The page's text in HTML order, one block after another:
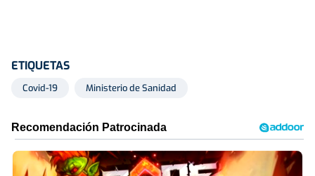
ETIQUETAS
Covid-19 Ministerio de Sanidad